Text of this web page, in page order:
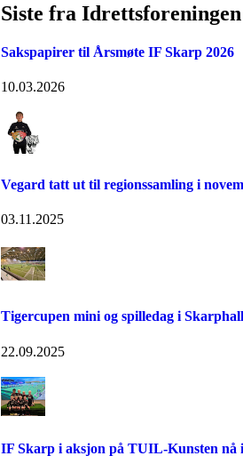
Siste fra
Sakspapirer til Årsmøte IF Skarp 2026
10.03.2026
Vegard tatt ut til regionssamling i
03.11.2025
Tigercupen mini og spilledag i
22.09.2025
IF Skarp i aksjon på TUIL-Kunsten nå